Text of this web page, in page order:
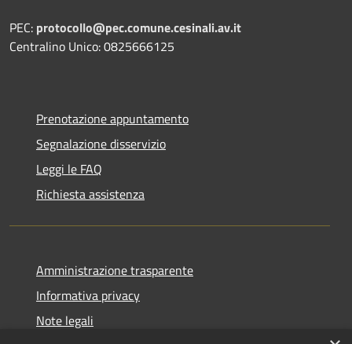
PEC: protocollo@pec.comune.cesinali.av.it
Centralino Unico: 0825666125
Prenotazione appuntamento
Segnalazione disservizio
Leggi le FAQ
Richiesta assistenza
Amministrazione trasparente
Informativa privacy
Note legali